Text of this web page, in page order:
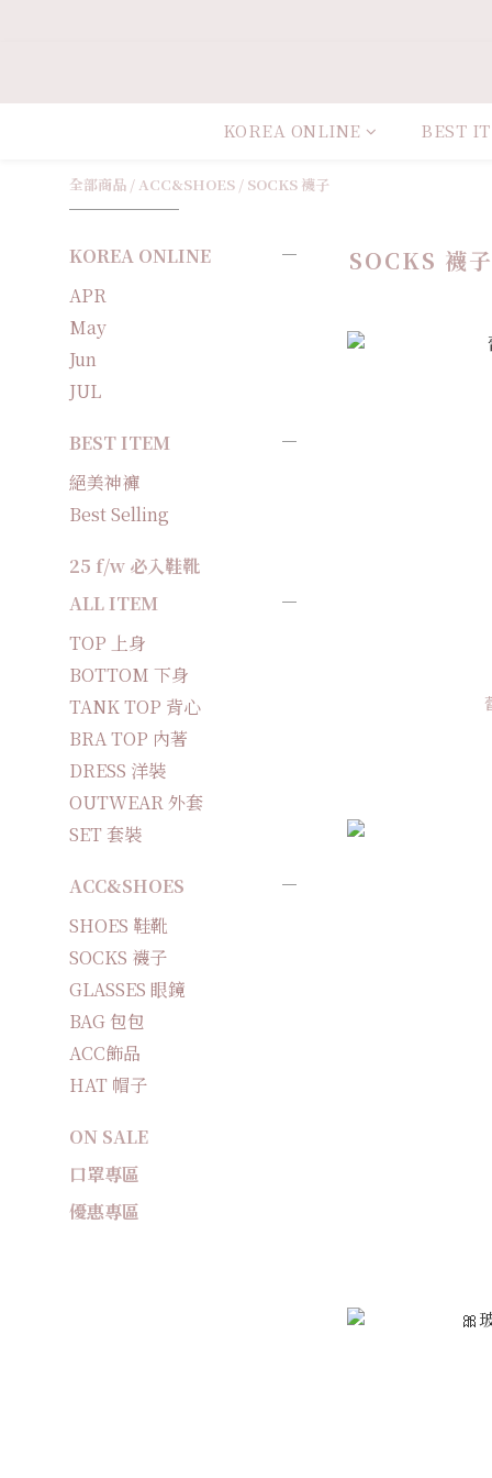
KOREA ONLINE BEST
全部商品 / ACC&SHOES / SOCKS 襪子
KOREA ONLINE
APR
May
Jun
JUL
BEST ITEM
絕美神褲
Best Selling
25 f/w 必入鞋靴
ALL ITEM
TOP 上身
BOTTOM 下身
TANK TOP 背心
BRA TOP 內著
DRESS 洋裝
OUTWEAR 外套
SET 套裝
ACC&SHOES
SHOES 鞋靴
SOCKS 襪子
GLASSES 眼鏡
BAG 包包
ACC飾品
HAT 帽子
ON SALE
口罩專區
優惠專區
SOCKS 襪